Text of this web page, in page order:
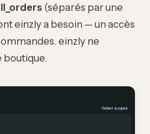
(séparés par une
einzly a besoin — un accès
einzly ne
boutique.